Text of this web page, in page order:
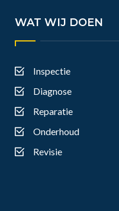
WAT WIJ DOEN
Inspectie
Diagnose
Reparatie
Onderhoud
Revisie